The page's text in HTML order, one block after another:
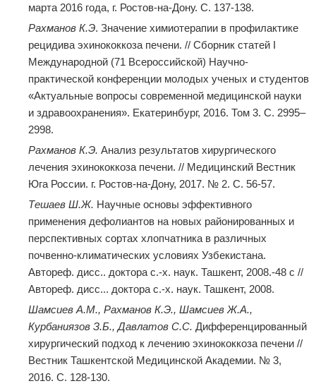
марта 2016 года, г. Ростов-на-Дону. C. 137-138.
Рахманов К.Э. Значение химиотерапии в профилактике
рецидива эхинококкоза печени. // Сборник статей I
Международной (71 Всероссийской) Научно-
практической конференции молодых ученых и студентов
«Актуальные вопросы современной медицинской науки
и здравоохранения». Екатеринбург, 2016. Том 3. С. 2995–
2998.
Рахманов К.Э. Анализ результатов хирургического
лечения эхинококкоза печени. // Медицинский Вестник
Юга России. г. Ростов-на-Дону, 2017. № 2. С. 56-57.
Тешаев Ш.Ж. Научные основы эффективного
применения дефолиантов на новых районированных и
перспективных сортах хлопчатника в различных
почвенно-климатических условиях Узбекистана.
Автореф. дисс.. доктора с.-х. наук. Ташкент, 2008.-48 с //
Автореф. дисс... доктора с.-х. наук. Ташкент, 2008.
Шамсиев А.М., Рахманов К.Э., Шамсиев Ж.А.,
Курбаниязов З.Б., Давлатов С.С. Дифференцированный
хирургический подход к лечению эхинококкоза печени //
Вестник Ташкентской Медицинской Академии. № 3,
2016. C. 128-130.